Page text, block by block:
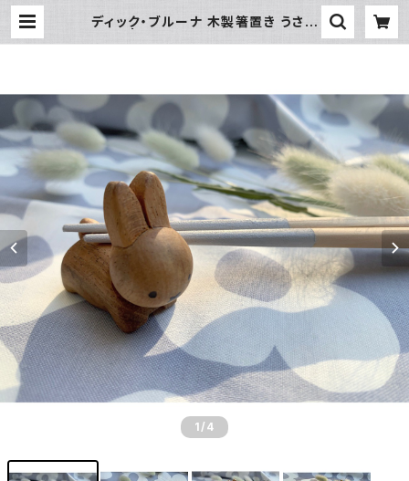
ディック・ブルーナ 木製箸置き うさぎ
1 /4